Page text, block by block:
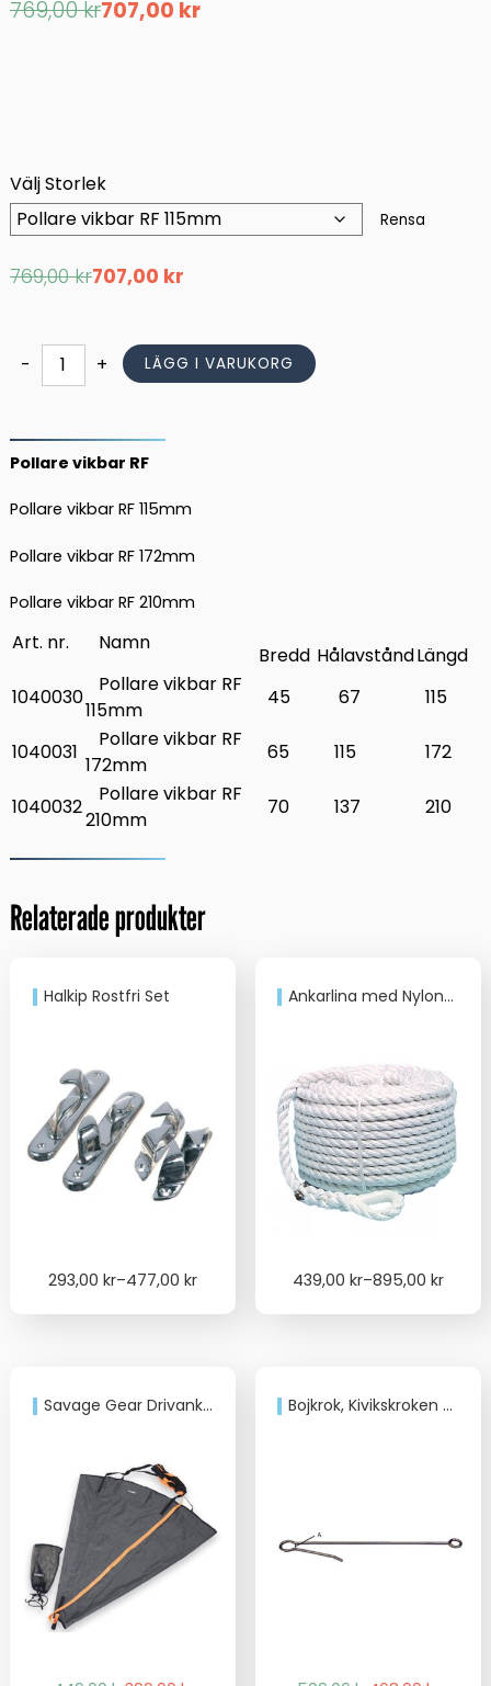
769,00kr
Det
ursprungliga
707,00 kr
Det
nuvarande
Välj Storlek
Rensa
769,00kr
Det
ursprungliga
769,00 kr.
707,00 kr
Det
nuvarande
707,00 kr.
-
Pollare
vikbar
mängd
+ LÄGG I VARUKORG
Pollare vikbar RF
Pollare vikbar RF 115mm
Pollare vikbar RF 172mm
Pollare vikbar RF 210mm
Art. nr. Namn
Bredd HålavståndLängd
1040030
Pollare vikbar RF
115mm
45 67 115
1040031
Pollare vikbar RF
172mm
65 115 172
1040032
Pollare vikbar RF
210mm
70 137 210
Relaterade produkter
Halkip Rostfri Set
293,00kr–477,00kr
Price
Ankarlina med Nylonkaus
439,00 kr–895,00 kr
Price
Savage Gear Drivankare L
Bojkrok, Kivikskroken 800mm